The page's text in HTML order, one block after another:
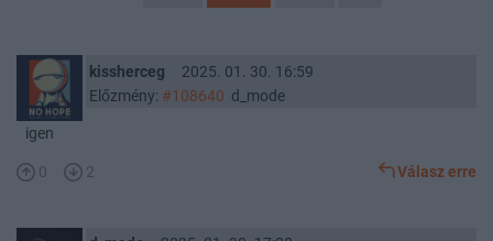
kissherceg
2025. 01. 30. 16:59
Előzmény: #108640 d_mode
igen
0 2 Válasz erre